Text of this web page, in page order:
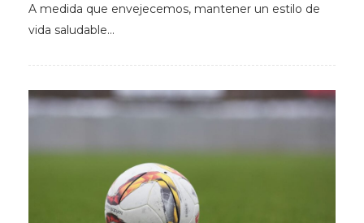
A medida que envejecemos, mantener un estilo de
vida saludable…